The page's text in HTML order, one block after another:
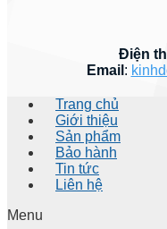
Điện
Email :
Trang chủ
Giới thiệu
Sản phẩm
Bảo hành
Tin tức
Liên hệ
Menu